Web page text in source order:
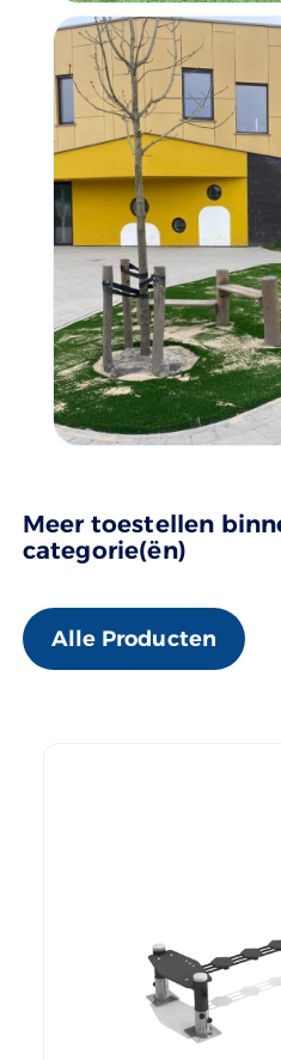
Meer toestellen
categorie(ën)
Alle Producten